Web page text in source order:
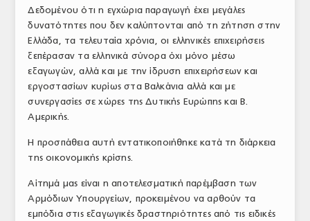
Δεδομένου ότι η εγχώρια παραγωγή έχει μεγάλες
δυνατότητες που δεν καλύπτονται από τη ζήτηση στην
Ελλάδα, τα τελευταία χρόνια, οι ελληνικές επιχειρήσεις
ξεπέρασαν τα ελληνικά σύνορα όχι μόνο μέσω
εξαγωγών, αλλά και με την ίδρυση επιχειρήσεων και
εργοστασίων κυρίως στα Βαλκάνια αλλά και με
συνεργασίες σε χώρες της Δυτικής Ευρώπης και Β.
Αμερικής.
Η προσπάθεια αυτή εντατικοποιήθηκε κατά τη διάρκεια
της οικονομικής κρίσης.
Αίτημά μας είναι η αποτελεσματική παρέμβαση των
Αρμόδιων Υπουργείων, προκειμένου να αρθούν τα
εμπόδια στις εξαγωγικές δραστηριότητες από τις ειδικές